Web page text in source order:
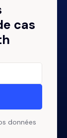
cas
données